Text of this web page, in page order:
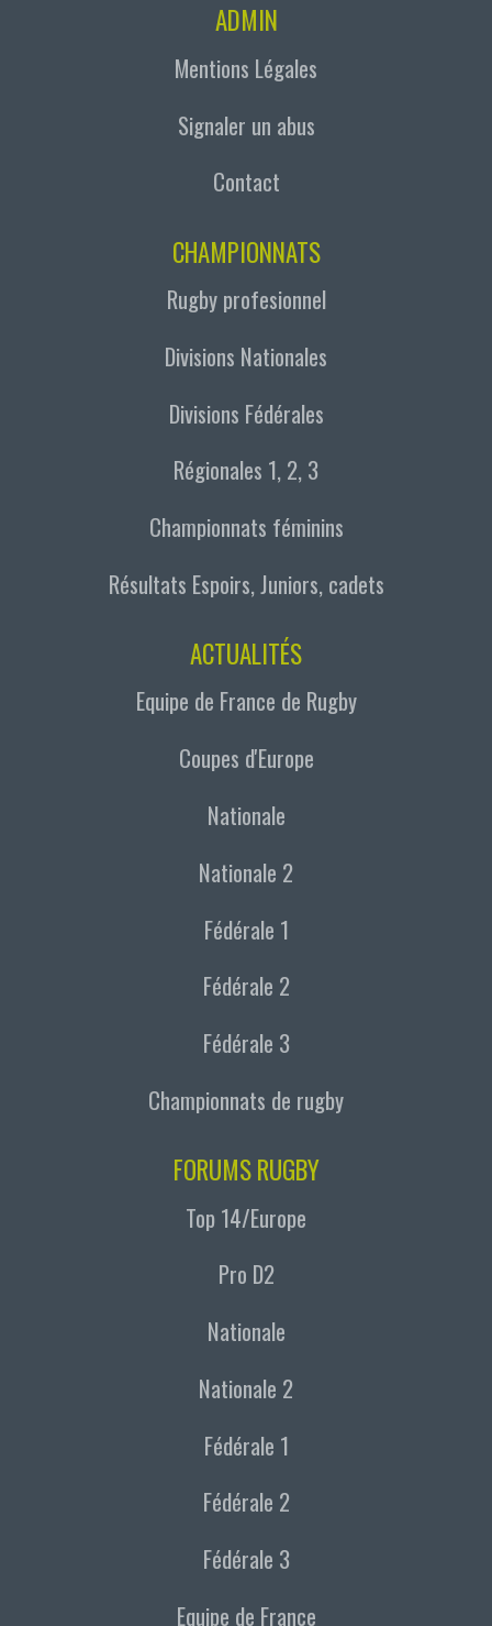
ADMIN
Mentions Légales
Signaler un abus
Contact
CHAMPIONNATS
Rugby profesionnel
Divisions Nationales
Divisions Fédérales
Régionales 1, 2, 3
Championnats féminins
Résultats Espoirs, Juniors, cadets
ACTUALITÉS
Equipe de France de Rugby
Coupes d'Europe
Nationale
Nationale 2
Fédérale 1
Fédérale 2
Fédérale 3
Championnats de rugby
FORUMS RUGBY
Top 14/Europe
Pro D2
Nationale
Nationale 2
Fédérale 1
Fédérale 2
Fédérale 3
Equipe de France